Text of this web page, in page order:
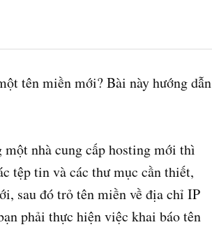
tên miền mới? Bài này hướng dẫn
nhà cung cấp hosting mới thì
tệp tin và các thư mục cần thiết,
sau đó trỏ tên miền về địa chỉ IP
phải thực hiện việc khai báo tên